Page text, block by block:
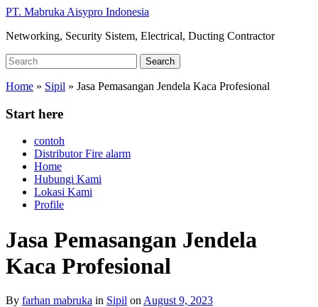
Skip
main
PT. Mabruka Aisypro Indonesia
Networking, Security Sistem, Electrical, Ducting Contractor
Search
for:
Search
Home » Sipil » Jasa Pemasangan Jendela Kaca Profesional
Start here
contoh
Distributor Fire alarm
Home
Hubungi Kami
Lokasi Kami
Profile
Jasa Pemasangan Jendela
Kaca Profesional
By farhan mabruka in Sipil on August 9, 2023